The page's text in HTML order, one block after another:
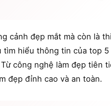
cảnh đẹp mắt mà còn là
hiểu thông tin của top
công nghệ làm đẹp tiên
đẹp đỉnh cao và an toàn.